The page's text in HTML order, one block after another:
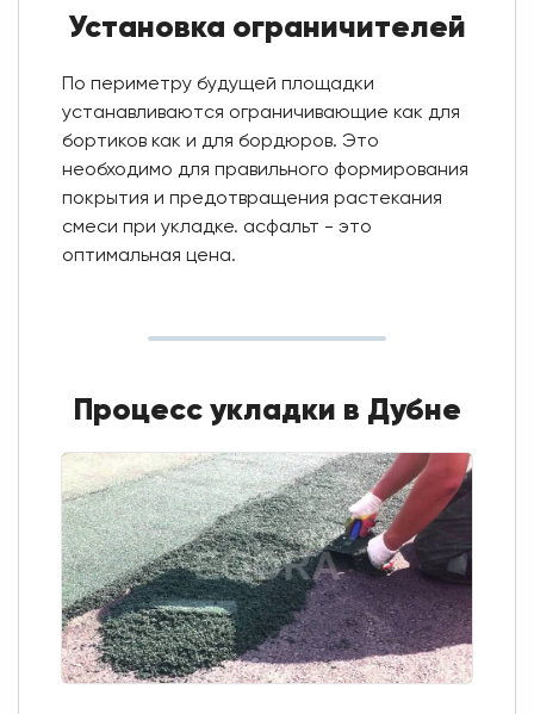
Установка ограничителей
По периметру будущей площадки
устанавливаются ограничивающие как для
бортиков как и для бордюров. Это
необходимо для правильного формирования
покрытия и предотвращения растекания
смеси при укладке. асфальт - это
оптимальная цена.
Процесс укладки в Дубне